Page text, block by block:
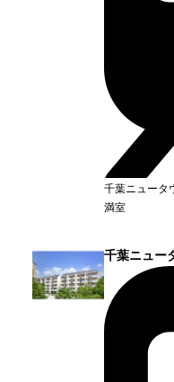
千葉ニュータ
満室
千葉ニュー